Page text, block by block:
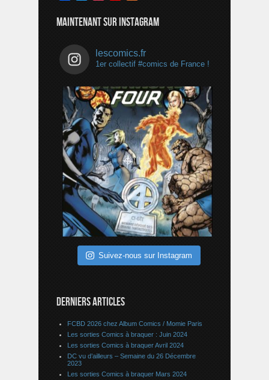
MAINTENANT SUR INSTAGRAM
lescomics.fr
1er collectif #comics de France !
Suivez-nous sur Instagram
DERNIERS ARTICLES
FCBD 2026 chez Album Comics / Momie Paris
Les sorties Comics à braquer : Juin 2024
Les sorties Comics à braquer Avril 2024
DC vu d’ailleurs – Semaine du 26 Décembre
2023
Les sorties Comics à braquer Mars 2024